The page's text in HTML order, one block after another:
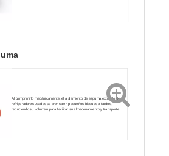
Al comprimirlo mecánicamente, el aislamiento de espuma extraído de
refrigeradores usados ​​se prensa en pequeños bloques o fardos,
reduciendo su volumen para facilitar su almacenamiento y transporte.